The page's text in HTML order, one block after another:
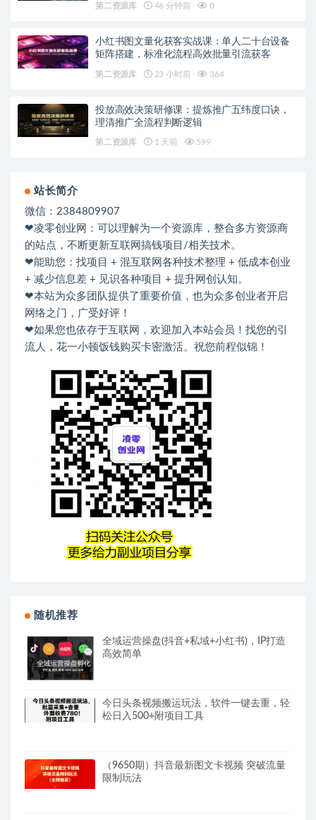
第二资源库 46 分钟前 0
小红书图文量化获客实战课：单人二十台设备
矩阵搭建，标准化流程高效批量引流获客
第二资源库 23 小时前 364
投放高效决策研修课：提炼推广五纬度口诀，
理清推广全流程判断逻辑
第二资源库 1 天前 599
站长简介
微信：2384809907
❤凌零创业网：可以理解为一个资源库，整合多方资源商
的站点，不断更新互联网搞钱项目/相关技术。
❤能助您：找项目 + 混互联网各种技术整理 + 低成本创业
+ 减少信息差 + 见识各种项目 + 提升网创认知。
❤本站为众多团队提供了重要价值，也为众多创业者开启
网络之门，广受好评！
❤如果您也依存于互联网，欢迎加入本站会员！找您的引
流人，花一小顿饭钱购买卡密激活。祝您前程似锦！
随机推荐
全域运营操盘(抖音+私域+小红书)，IP打造
高效简单
今日头条视频搬运玩法，软件一键去重，轻
松日入500+附项目工具
（9650期）抖音最新图文卡视频 突破流量
限制玩法